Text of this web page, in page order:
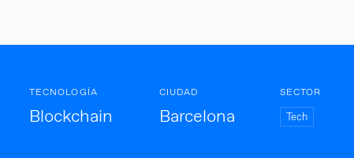
TECNOLOGÍA
Blockchain
CIUDAD
Barcelona
SECTOR
Tech